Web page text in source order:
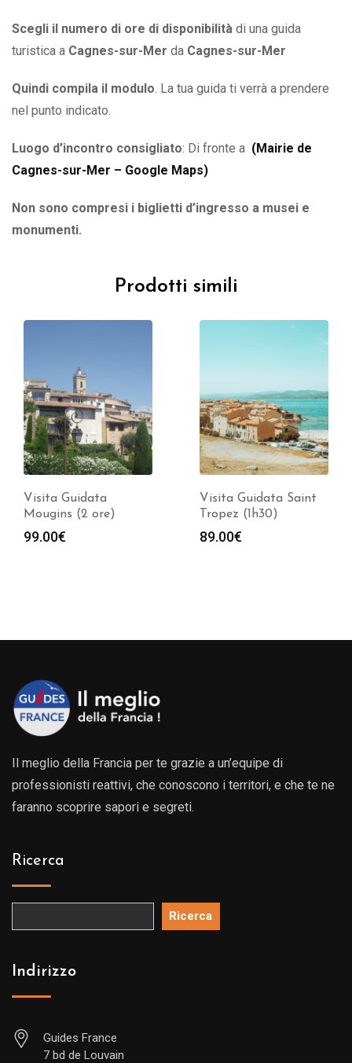
Scegli il numero di ore di disponibilità di una guida
turistica a Cagnes-sur-Mer da Cagnes-sur-Mer
Quindi compila il modulo. La tua guida ti verrà a prendere
nel punto indicato.
Luogo d’incontro consigliato: Di fronte a (Mairie de
Cagnes-sur-Mer – Google Maps)
Non sono compresi i biglietti d’ingresso a musei e
monumenti.
Prodotti simili
Visita Guidata Saint
Tropez (1h30)
89.00€
Visita Guidata
Avignon (2 ore)
339.00
Il meglio della Francia per te grazie a un’equipe di
professionisti reattivi, che conoscono i territori, e che te ne
faranno scoprire sapori e segreti.
Ricerca
Ricerca
Indirizzo
Guides France
7 bd de Louvain